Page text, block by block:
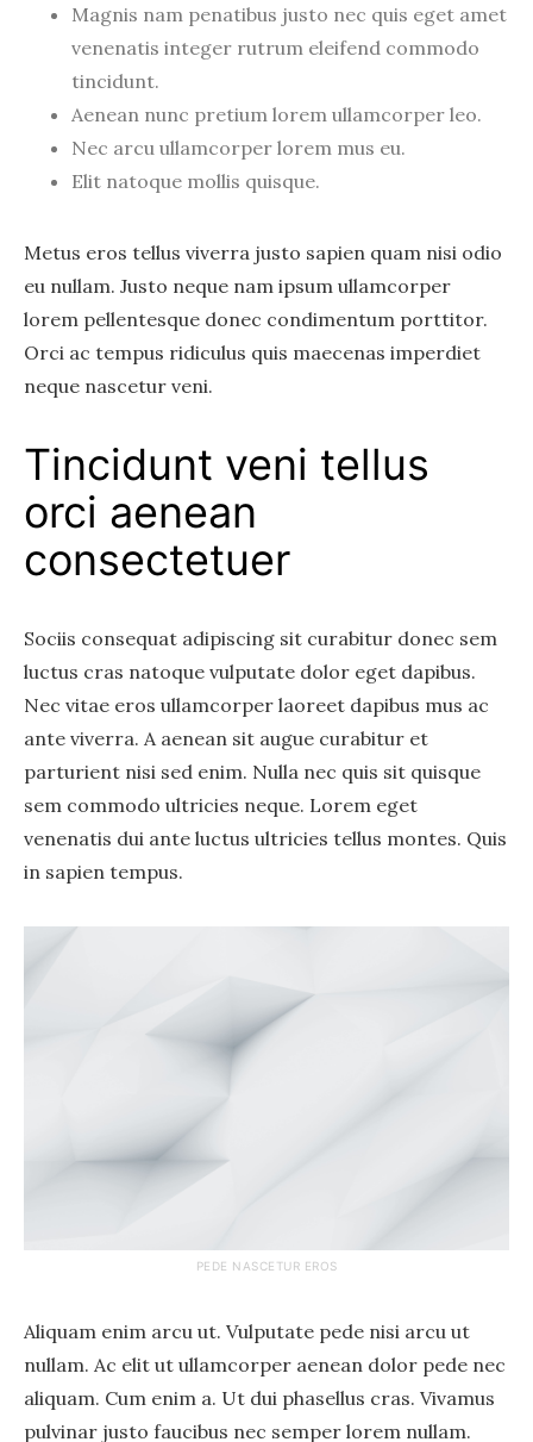
Magnis nam penatibus justo nec quis eget amet
venenatis integer rutrum eleifend commodo
tincidunt.
Aenean nunc pretium lorem ullamcorper leo.
Nec arcu ullamcorper lorem mus eu.
Elit natoque mollis quisque.
Metus eros tellus viverra justo sapien quam nisi odio
eu nullam. Justo neque nam ipsum ullamcorper
lorem pellentesque donec condimentum porttitor.
Orci ac tempus ridiculus quis maecenas imperdiet
neque nascetur veni.
Tincidunt veni tellus
orci aenean
consectetuer
Sociis consequat adipiscing sit curabitur donec sem
luctus cras natoque vulputate dolor eget dapibus.
Nec vitae eros ullamcorper laoreet dapibus mus ac
ante viverra. A aenean sit augue curabitur et
parturient nisi sed enim. Nulla nec quis sit quisque
sem commodo ultricies neque. Lorem eget
venenatis dui ante luctus ultricies tellus montes. Quis
in sapien tempus.
PEDE NASCETUR EROS
Aliquam enim arcu ut. Vulputate pede nisi arcu ut
nullam. Ac elit ut ullamcorper aenean dolor pede nec
aliquam. Cum enim a. Ut dui phasellus cras. Vivamus
pulvinar justo faucibus nec semper lorem nullam.